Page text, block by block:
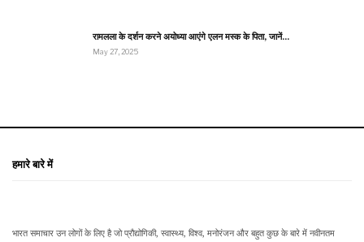
रामलला के दर्शन करने अयोध्या आएंगे एलन मस्क के पिता, जानें…
May 27, 2025
हमारे बारे में
भारत समाचार उन लोगों के लिए है जो प्रौद्योगिकी, स्वास्थ्य, विश्व, मनोरंजन और बहुत कुछ के बारे में नवीनतम